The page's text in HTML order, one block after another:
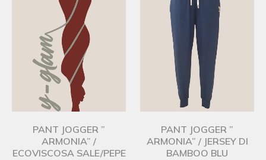
PANT JOGGER ”
ARMONIA” /
ECOVISCOSA SALE/PEPE
PANT JOGGER ”
ARMONIA” / JERSEY DI
BAMBOO BLU